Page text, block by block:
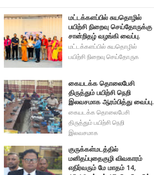
மட்டக்களப்பில் சுயதொழில்
பயிற்சி நிறைவு செய்தோருக்கு
சான்றிதழ் வழங்கி வைப்பு.
மட்டக்களப்பில் சுயதொழில்
பயிற்சி நிறைவு செய்தோருக
கையடக்க தொலைபேசி
திருத்தும் பயிற்சி நெறி
இலவசமாக ஆரம்பித்து வைப்பு.
கையடக்க தொலைபேசி
திருத்தும் பயிற்சி நெறி
இலவசமாக
குருக்கள்மடத்தில்
மனிதப்புதைகுழி விவகாரம்
எதிர்வரும் மே மாதம் 14,